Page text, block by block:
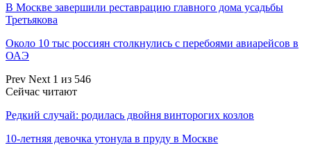
В Москве завершили реставрацию главного дома усадьбы
Третьякова
Около 10 тыс россиян столкнулись с перебоями авиарейсов в
ОАЭ
Prev Next 1 из 546
Сейчас читают
Редкий случай: родилась двойня винторогих козлов
10-летняя девочка утонула в пруду в Москве